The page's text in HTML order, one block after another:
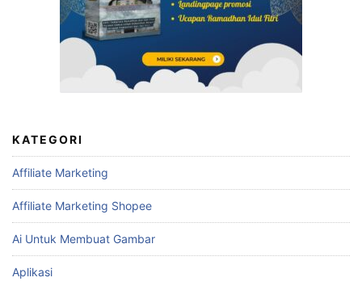
KATEGORI
Affiliate Marketing
Affiliate Marketing Shopee
Ai Untuk Membuat Gambar
Aplikasi